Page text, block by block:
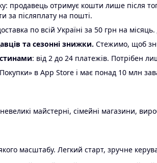
продавець отримує кошти лише після
за післяплату на пошті.
по всій Україні за 50 грн на
та сезонні знижки. Стежимо, щоб
: від 2 до 24 платежів. Потрібен
в App Store і має понад 10 млн
майстерні, сімейні магазини,
масштабу. Легкий старт, зручне